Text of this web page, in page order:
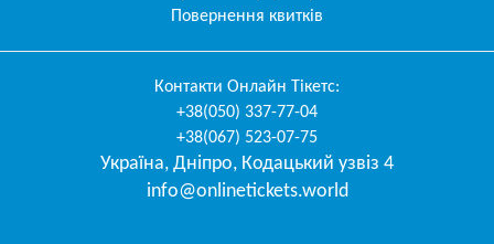
Повернення квитків
Контакти Онлайн Тікетс:
+38(050) 337-77-04
+38(067) 523-07-75
Україна, Дніпро, Кодацький узвіз 4
info@onlinetickets.world